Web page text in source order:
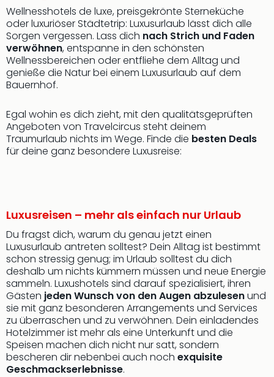
Wellnesshotels de luxe, preisgekrönte Sterneküche
oder luxuriöser Städtetrip: Luxusurlaub lässt dich alle
Sorgen vergessen. Lass dich nach Strich und Faden
verwöhnen, entspanne in den schönsten
Wellnessbereichen oder entfliehe dem Alltag und
genieße die Natur bei einem Luxusurlaub auf dem
Bauernhof.
Egal wohin es dich zieht, mit den qualitätsgeprüften
Angeboten von Travelcircus steht deinem
Traumurlaub nichts im Wege. Finde die besten Deals
für deine ganz besondere Luxusreise:
Luxusreisen – mehr als einfach nur Urlaub
Du fragst dich, warum du genau jetzt einen
Luxusurlaub antreten solltest? Dein Alltag ist bestimmt
schon stressig genug; im Urlaub solltest du dich
deshalb um nichts kümmern müssen und neue Energie
sammeln. Luxushotels sind darauf spezialisiert, ihren
Gästen jeden Wunsch von den Augen abzulesenund
sie mit ganz besonderen Arrangements und Services
zu überraschen und zu verwöhnen. Dein einladendes
Hotelzimmer ist mehr als eine Unterkunft und die
Speisen machen dich nicht nur satt, sondern
bescheren dir nebenbei auch noch exquisite
Geschmackserlebnisse.